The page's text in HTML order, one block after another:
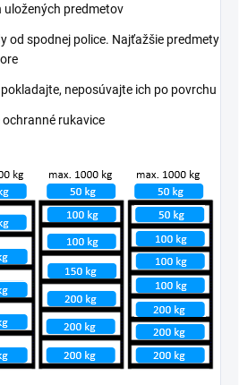
predmetov
od spodnej police. Najťažšie predmety
neposúvajte ich po povrchu
rukavice